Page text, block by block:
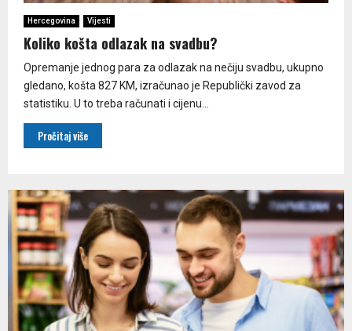
Hercegovina Vijesti
Koliko košta odlazak na svadbu?
Opremanje jednog para za odlazak na nečiju svadbu, ukupno
gledano, košta 827 KM, izračunao je Republički zavod za
statistiku. U to treba računati i cijenu...
Pročitaj više